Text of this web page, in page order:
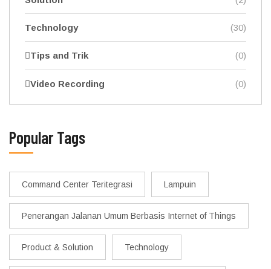
Technology (30)
Tips and Trik (0)
Video Recording (0)
Popular Tags
Command Center Teritegrasi Lampuin
Penerangan Jalanan Umum Berbasis Internet of Things
Product & Solution Technology